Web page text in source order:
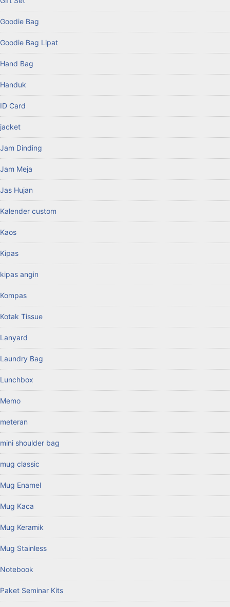
Goodie Bag
Goodie Bag Lipat
Hand Bag
Handuk
ID Card
jacket
Jam Dinding
Jam Meja
Jas Hujan
Kalender custom
Kaos
Kipas
kipas angin
Kompas
Kotak Tissue
Lanyard
Laundry Bag
Lunchbox
Memo
meteran
mini shoulder bag
mug classic
Mug Enamel
Mug Kaca
Mug Keramik
Mug Stainless
Notebook
Paket Seminar Kits